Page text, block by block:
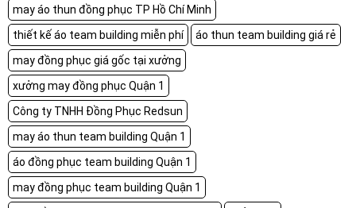
may áo thun đồng phục TP Hồ Chí Minh
thiết kế áo team building miễn phí
áo thun team building giá rẻ
may đồng phục giá gốc tại xưởng
xưởng may đồng phục Quận 1
Công ty TNHH Đồng Phục Redsun
may áo thun team building Quận 1
áo đồng phục team building Quận 1
may đồng phục team building Quận 1